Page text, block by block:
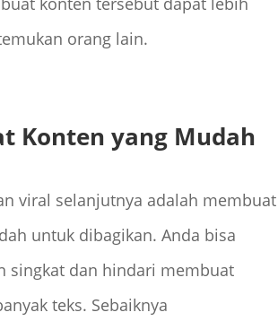
orang lain.
Konten yang Mudah
viral selanjutnya adalah membuat
untuk dibagikan. Anda bisa
singkat dan hindari membuat
teks. Sebaiknya